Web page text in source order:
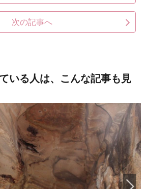
次の記事へ
いる人は、こんな記事も見